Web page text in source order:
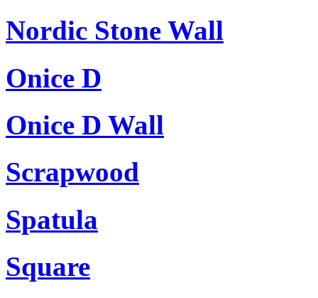
Nordic Stone Wall
Onice D
Onice D Wall
Scrapwood
Spatula
Square